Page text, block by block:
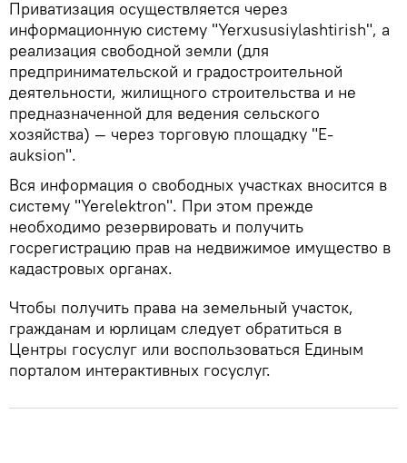
Приватизация осуществляется через
информационную систему "Yerxususiylashtirish", а
реализация свободной земли (для
предпринимательской и градостроительной
деятельности, жилищного строительства и не
предназначенной для ведения сельского
хозяйства) — через торговую площадку "E-
auksion".
Вся информация о свободных участках вносится в
систему "Yerelektron". При этом прежде
необходимо резервировать и получить
госрегистрацию прав на недвижимое имущество в
кадастровых органах.
Чтобы получить права на земельный участок,
гражданам и юрлицам следует обратиться в
Центры госуслуг или воспользоваться Единым
порталом интерактивных госуслуг.